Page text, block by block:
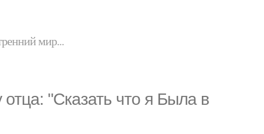
мир...
"Сказать что я Была в